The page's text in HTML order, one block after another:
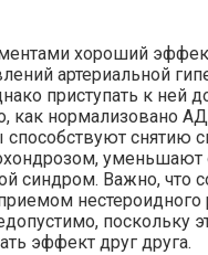
хороший
артериальной
приступать к ней
как нормализовано
снятию
уменьшают
синдром. Важно, что
нестероидного
поскольку
эффект друг друга.